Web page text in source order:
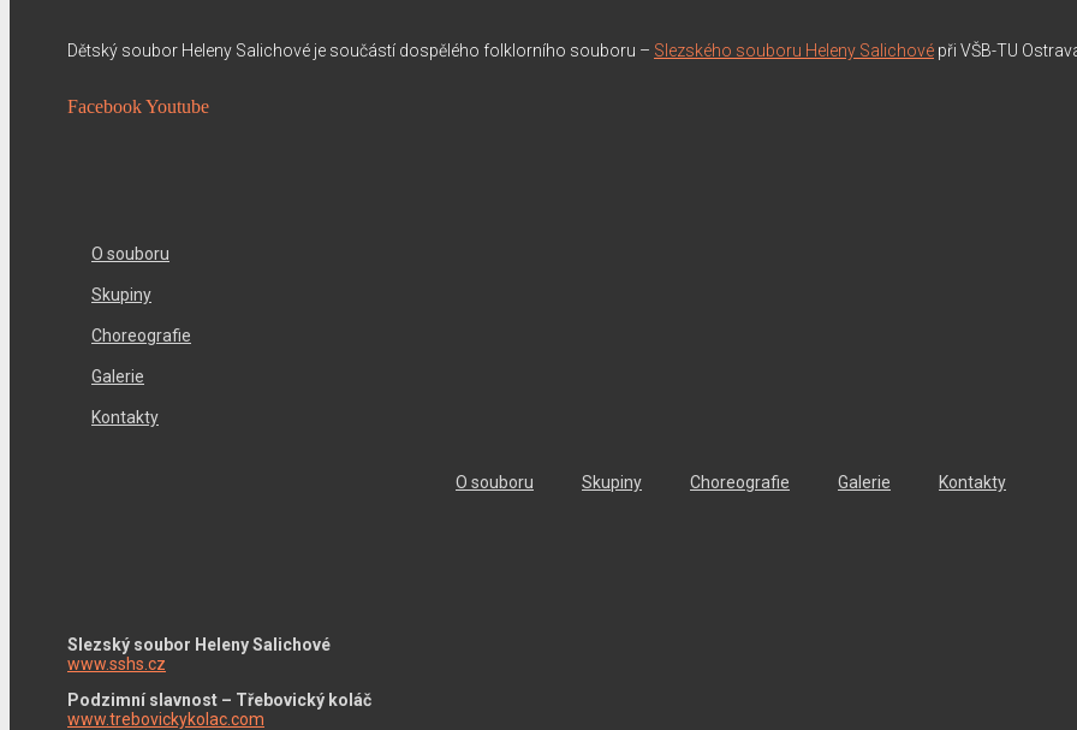
Dětský soubor Heleny Salichové je součástí dospělého folklorního souboru – Slezského souboru Heleny Salichové při VŠB-TU
FacebookYoutube
O souboru
Skupiny
Choreografie
Galerie
Kontakty
O souboru Skupiny Choreografie Galerie Kontakty
Slezský soubor Heleny Salichové
www.sshs.cz
Podzimní slavnost – Třebovický koláč
www.trebovickykolac.com